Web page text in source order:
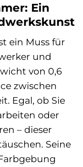
Ein
ein Muss für
und
von 0,6
zwischen
Egal, ob Sie
oder
– dieser
Seine